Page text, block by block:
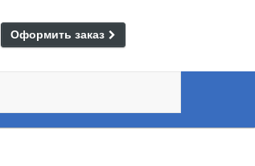
Оформить заказ